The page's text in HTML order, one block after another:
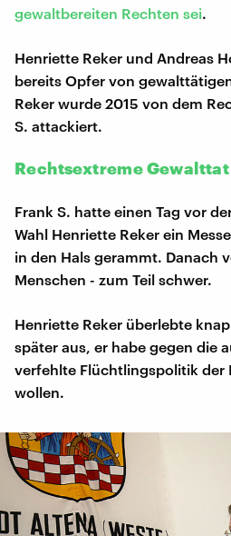
gewaltbereiten Rechten sei.
Henriette Reker und Andreas
bereits Opfer von
Reker wurde 2015 von dem
S. attackiert.
Rechtsextreme Gewalttat
Frank S. hatte einen Tag vor
Wahl Henriette Reker ein
in den Hals gerammt. Danach
Menschen - zum Teil schwer.
Henriette Reker überlebte
später aus, er habe gegen die
verfehlte Flüchtlingspolitik der
wollen.